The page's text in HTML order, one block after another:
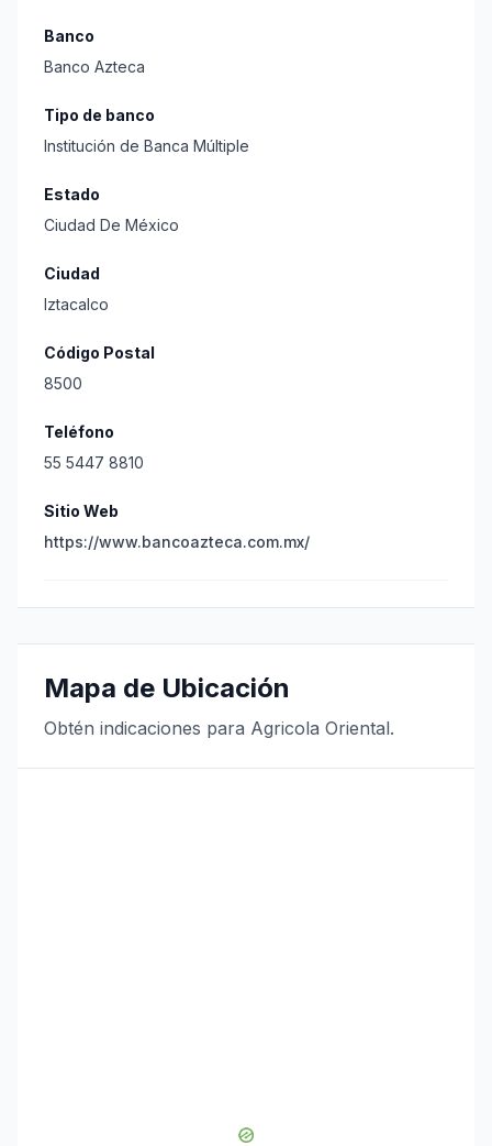
Banco
Banco Azteca
Tipo de banco
Institución de Banca Múltiple
Estado
Ciudad De México
Ciudad
Iztacalco
Código Postal
8500
Teléfono
55 5447 8810
Sitio Web
https://www.bancoazteca.com.mx/
Mapa de Ubicación
Obtén indicaciones para Agricola Oriental.